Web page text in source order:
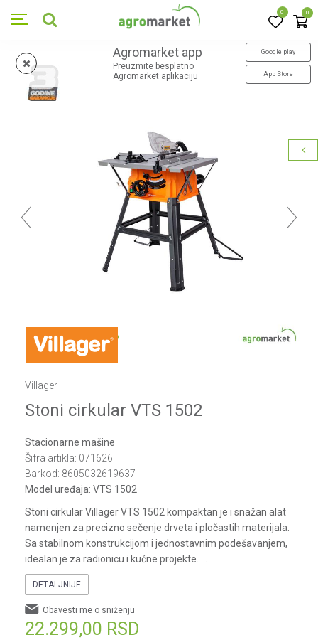
0 0
Agromarket app
Preuzmite besplatno
Agromarket aplikaciju
Google play
App Store
1
Villager
Stoni cirkular VTS 1502
Stacionarne mašine
Šifra artikla: 071626
Barkod: 8605032619637
Model uređaja: VTS 1502
Stoni cirkular Villager VTS 1502 kompaktan je i snažan alat
namenjen za precizno sečenje drveta i pločastih materijala.
Sa stabilnom konstrukcijom i jednostavnim podešavanjem,
idealan je za radionicu i kućne projekte.
DETALJNIJE
22.299,00 RSD
Obavesti me o sniženju